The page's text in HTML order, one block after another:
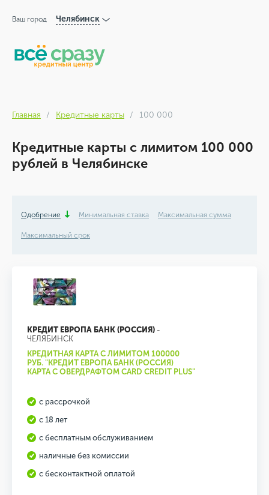
Ваш город Челябинск
Главная Кредитные карты 100 000
Кредитные карты с лимитом 100 000
рублей в Челябинске
Одобрение Минимальная ставка Максимальная сумма
Максимальный срок
КРЕДИТ ЕВРОПА БАНК (РОССИЯ) -
ЧЕЛЯБИНСК
КРЕДИТНАЯ КАРТА С ЛИМИТОМ 100000
РУБ. "КРЕДИТ ЕВРОПА БАНК (РОССИЯ)
КАРТА С ОВЕРДРАФТОМ CARD CREDIT PLUS"
с рассрочкой
с 18 лет
с бесплатным обслуживанием
наличные без комиссии
с бесконтактной оплатой